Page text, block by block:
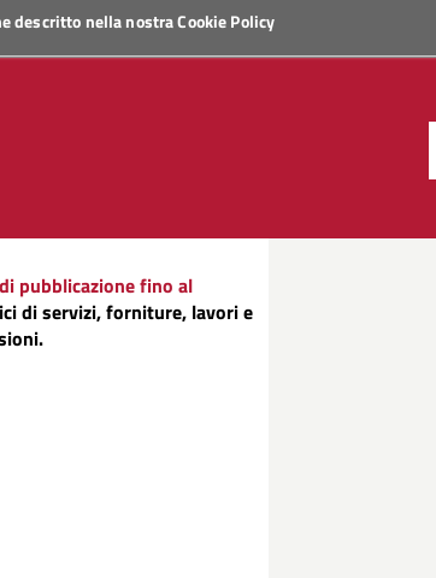
descritto nella nostraCookie Policy
pubblicazione fino al
di servizi, forniture, lavori e